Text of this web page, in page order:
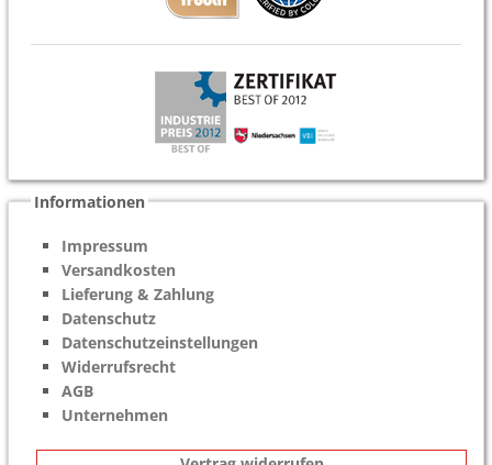
Informationen
Impressum
Versandkosten
Lieferung & Zahlung
Datenschutz
Datenschutzeinstellungen
Widerrufsrecht
AGB
Unternehmen